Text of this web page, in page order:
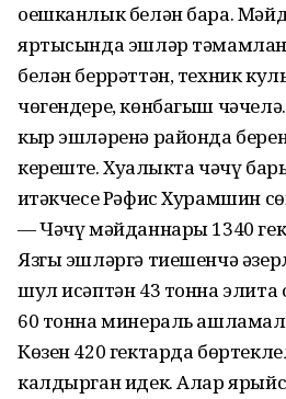
оешканлык белән бара.
яртысында эшләр
белән беррәттән, техник
чөгендере, көнбагыш
кыр эшләренә районда
кереште. Хуҗалыкта чәчү
җитәкчесе Рәфис Хурамшин
— Чәчү мәйданнары 1340
Язгы эшләргә тиешенчә
шул исәптән 43 тонна элита
60 тонна минераль
Көзен 420 гектарда
калдырган идек. Алар